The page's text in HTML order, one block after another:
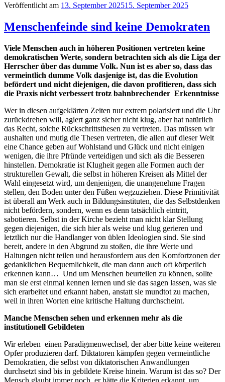
Veröffentlicht am 13. September 202515. September 2025
Menschenfeinde sind keine Demokraten
Viele Menschen auch in höheren Positionen vertreten keine
demokratischen Werte, sondern betrachten sich als die Liga der
Herrscher über das dumme Volk. Nun ist es aber so, dass das
vermeintlich dumme Volk dasjenige ist, das die Evolution
befördert und nicht diejenigen, die davon profitieren, dass sich
die Praxis nicht verbessert trotz bahnbrechender Erkenntnisse
Wer in diesen aufgeklärten Zeiten nur extrem polarisiert und die Uhr
zurückdrehen will, agiert ganz sicher nicht klug, aber hat natürlich
das Recht, solche Rückschrittsthesen zu vertreten. Das müssen wir
aushalten und mutig die Thesen vertreten, die allen auf dieser Welt
eine Chance geben auf Wohlstand und Glück und nicht einigen
wenigen, die ihre Pfründe verteidigen und sich als die Besseren
hinstellen. Demokratie ist Klugheit gegen alle Formen auch der
strukturellen Gewalt, die selbst in höheren Kreisen als Mittel der
Wahl eingesetzt wird, um denjenigen, die unangenehme Fragen
stellen, den Boden unter den Füßen wegzuziehen. Diese Primitivität
ist überall am Werk auch in Bildungsinstituten, die das Selbstdenken
nicht befördern, sondern, wenn es denn tatsächlich eintritt,
sabotieren. Selbst in der Kirche bezieht man nicht klar Stellung
gegen diejenigen, die sich hier als weise und klug gerieren und
letztlich nur die Handlanger von üblen Ideologien sind. Sie sind
bereit, andere in den Abgrund zu stoßen, die ihre Werte und
Haltungen nicht teilen und herausfordern aus den Komfortzonen der
gedanklichen Bequemlichkeit, die man dann auch oft körperlich
erkennen kann… Und um Menschen beurteilen zu können, sollte
man sie erst einmal kennen lernen und sie das sagen lassen, was sie
sich erarbeitet und erkannt haben, anstatt sie mundtot zu machen,
weil in ihren Worten eine kritische Haltung durchscheint.
Manche Menschen sehen und erkennen mehr als die
institutionell Gebildeten
Wir erleben einen Paradigmenwechsel, der aber bitte keine weiteren
Opfer produzieren darf. Diktatoren kämpfen gegen vermeintliche
Demokratien, die selbst von diktatorischen Anwandlungen
durchsetzt sind bis in gebildete Kreise hinein. Warum ist das so? Der
Mensch glaubt immer noch, er hätte die Kriterien erkannt, um